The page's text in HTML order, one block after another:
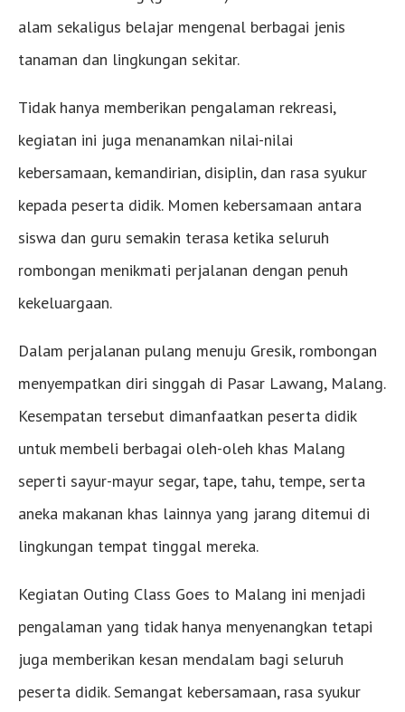
alam sekaligus belajar mengenal berbagai jenis
tanaman dan lingkungan sekitar.
Tidak hanya memberikan pengalaman rekreasi,
kegiatan ini juga menanamkan nilai-nilai
kebersamaan, kemandirian, disiplin, dan rasa syukur
kepada peserta didik. Momen kebersamaan antara
siswa dan guru semakin terasa ketika seluruh
rombongan menikmati perjalanan dengan penuh
kekeluargaan.
Dalam perjalanan pulang menuju Gresik, rombongan
menyempatkan diri singgah di Pasar Lawang, Malang.
Kesempatan tersebut dimanfaatkan peserta didik
untuk membeli berbagai oleh-oleh khas Malang
seperti sayur-mayur segar, tape, tahu, tempe, serta
aneka makanan khas lainnya yang jarang ditemui di
lingkungan tempat tinggal mereka.
Kegiatan Outing Class Goes to Malang ini menjadi
pengalaman yang tidak hanya menyenangkan tetapi
juga memberikan kesan mendalam bagi seluruh
peserta didik. Semangat kebersamaan, rasa syukur